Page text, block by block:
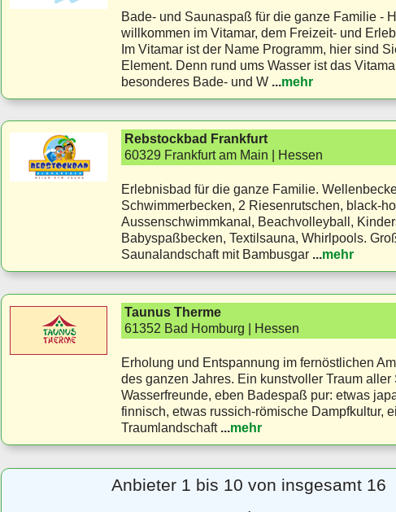
Bade- und Saunaspaß für die ganze Familie -
willkommen im Vitamar, dem Freizeit- und
Im Vitamar ist der Name Programm, hier sind
Element. Denn rund ums Wasser ist das
besonderes Bade- und W ...mehr
Rebstockbad Frankfurt
60329 Frankfurt am Main | Hessen
Erlebnisbad für die ganze Familie.
Schwimmerbecken, 2 Riesenrutschen, black-
Aussenschwimmkanal, Beachvolleyball,
Babyspaßbecken, Textilsauna, Whirlpools.
Saunalandschaft mit Bambusgar ...mehr
Taunus Therme
61352 Bad Homburg | Hessen
Erholung und Entspannung im fernöstlichen
des ganzen Jahres. Ein kunstvoller Traum aller
Wasserfreunde, eben Badespaß pur: etwas
finnisch, etwas russich-römische Dampfkultur,
Traumlandschaft...mehr
Anbieter 1 bis 10 von insgesamt 16